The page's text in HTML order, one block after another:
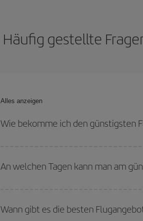
Häufig gestellte
Alles anzeigen
Wie bekomme ich den günstigsten
und bei den Rückreisedaten und -zeiten flexibel
An welchen Tagen kann man am
Sie abfliegen, wohin Sie fliegen wollen und
, sowohl für den Hin- als auch für den
Wann gibt es die besten